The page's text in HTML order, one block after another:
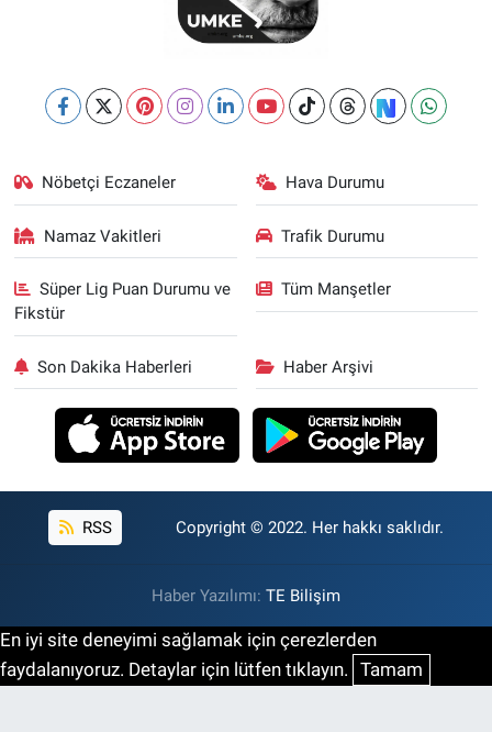
Nöbetçi Eczaneler Hava Durumu
Namaz Vakitleri Trafik Durumu
Süper Lig Puan Durumu ve
Fikstür
Tüm Manşetler
Son Dakika Haberleri Haber Arşivi
RSS Copyright © 2022. Her hakkı saklıdır.
Haber Yazılımı: TE Bilişim
En iyi site deneyimi sağlamak için çerezlerden
faydalanıyoruz. Detaylar için lütfen tıklayın. Tamam